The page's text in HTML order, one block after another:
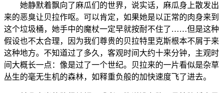
她静默着飘向了麻瓜们的世界，说实话，麻瓜身上散发出
来的恶臭让贝拉作呕。可以肯定，如果她是以正常的肉身来到
这个垃圾桶，她手中的魔杖一定早就按耐不住了……但是这种
假设也不太合理，因为我们尊贵的贝拉特里克斯根本不屑于来
这种地方。不知道过了多久，客观时间大约十来分钟，主观时
间大概长一点：像是过了一个世纪。贝拉来的一片看似是杂草
丛生的毫无生机的森林，如释重负般的加快速度飞了进去。